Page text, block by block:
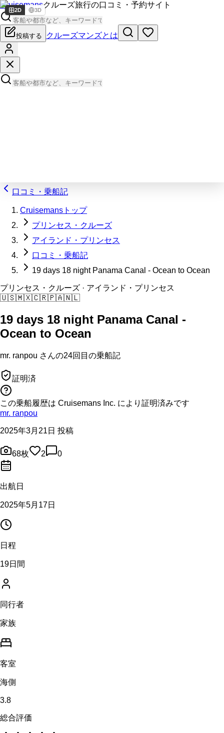
Cruisemansクルーズ旅行の口コミ・予約サイト
投稿する クルーズマンズとは
口コミ・乗船記
Cruisemansトップ
プリンセス・クルーズ
アイランド・プリンセス
口コミ・乗船記
19 days 18 night Panama Canal - Ocean to Ocean
プリンセス・クルーズ · アイランド・プリンセス
🇺🇸🇲🇽🇨🇷🇵🇦🇳🇱
19 days 18 night Panama Canal -
Ocean to Ocean
mr. ranpou さんの24回目の乗船記
証明済
この乗船履歴は Cruisemans Inc. により証明済みです
mr. ranpou
2025年3月21日 投稿
68枚 2 0
出航日
2025年5月17日
日程
19日間
同行者
家族
客室
海側
3.8
総合評価
2D 3D